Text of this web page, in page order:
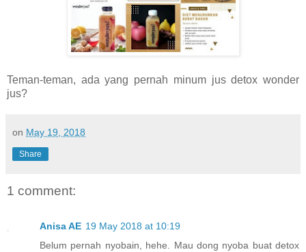
Teman-teman, ada yang pernah minum jus detox wonder
jus?
on May 19, 2018
Share
1 comment:
Anisa AE 19 May 2018 at 10:19
Belum pernah nyobain, hehe. Mau dong nyoba buat detox